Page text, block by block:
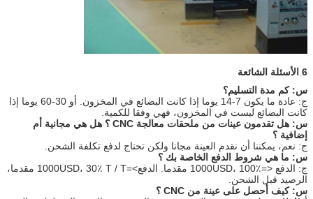
6 الأسئلة الشائعة
س: كم مدة التسليم؟
ج: عادة ما يكون 7-14 يوما إذا كانت البضائع في المخزون. أو 30-60 يوما إذا
كانت البضائع ليست في المخزون، فهي وفقا للكمية.
س: هل تقدمون عينات من ملحقات معالجة CNC ؟ هل هي مجانية أم
إضافية ؟
ج: نعم، يمكننا أن نقدم العينة مجانا ولكن تحتاج لدفع تكلفة الشحن.
س: ما هي شروط الدفع الخاصة بك ؟
ج: الدفع <=1000USD، 100٪ مقدما. الدفع>=1000USD، 30٪ T / T مقدما،
الرصيد قبل الشحن.
س: كيف أحصل على عينة من CNC ؟